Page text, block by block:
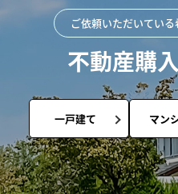
ご依頼いただいてい
不動産購
一戸建て マン